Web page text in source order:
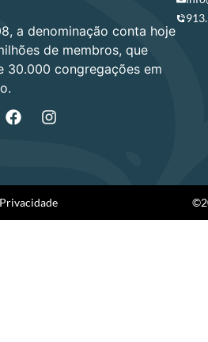
a denominação conta hoje
de membros, que
30.000 congregações em